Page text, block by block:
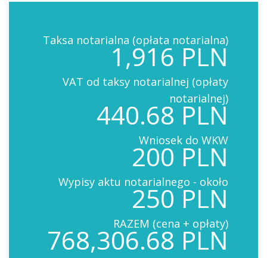
Taksa notarialna (opłata notarialna)
1,916 PLN
VAT od taksy notarialnej (opłaty
notarialnej)
440.68 PLN
Wniosek do WKW
200 PLN
Wypisy aktu notarialnego - około
250 PLN
RAZEM (cena + opłaty)
768,306.68 PLN